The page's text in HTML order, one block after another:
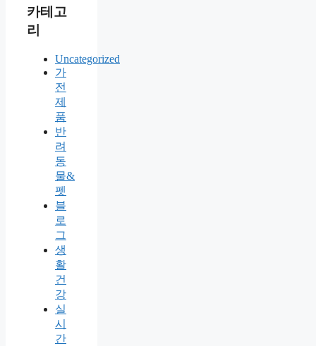
카테고
리
Uncategorized
가
전
제
품
반
려
동
물&
펫
블
로
그
생
활
건
강
실
시
간